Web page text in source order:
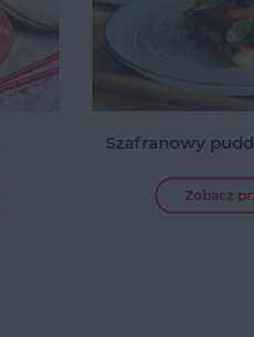
Szafranowy
Zobacz